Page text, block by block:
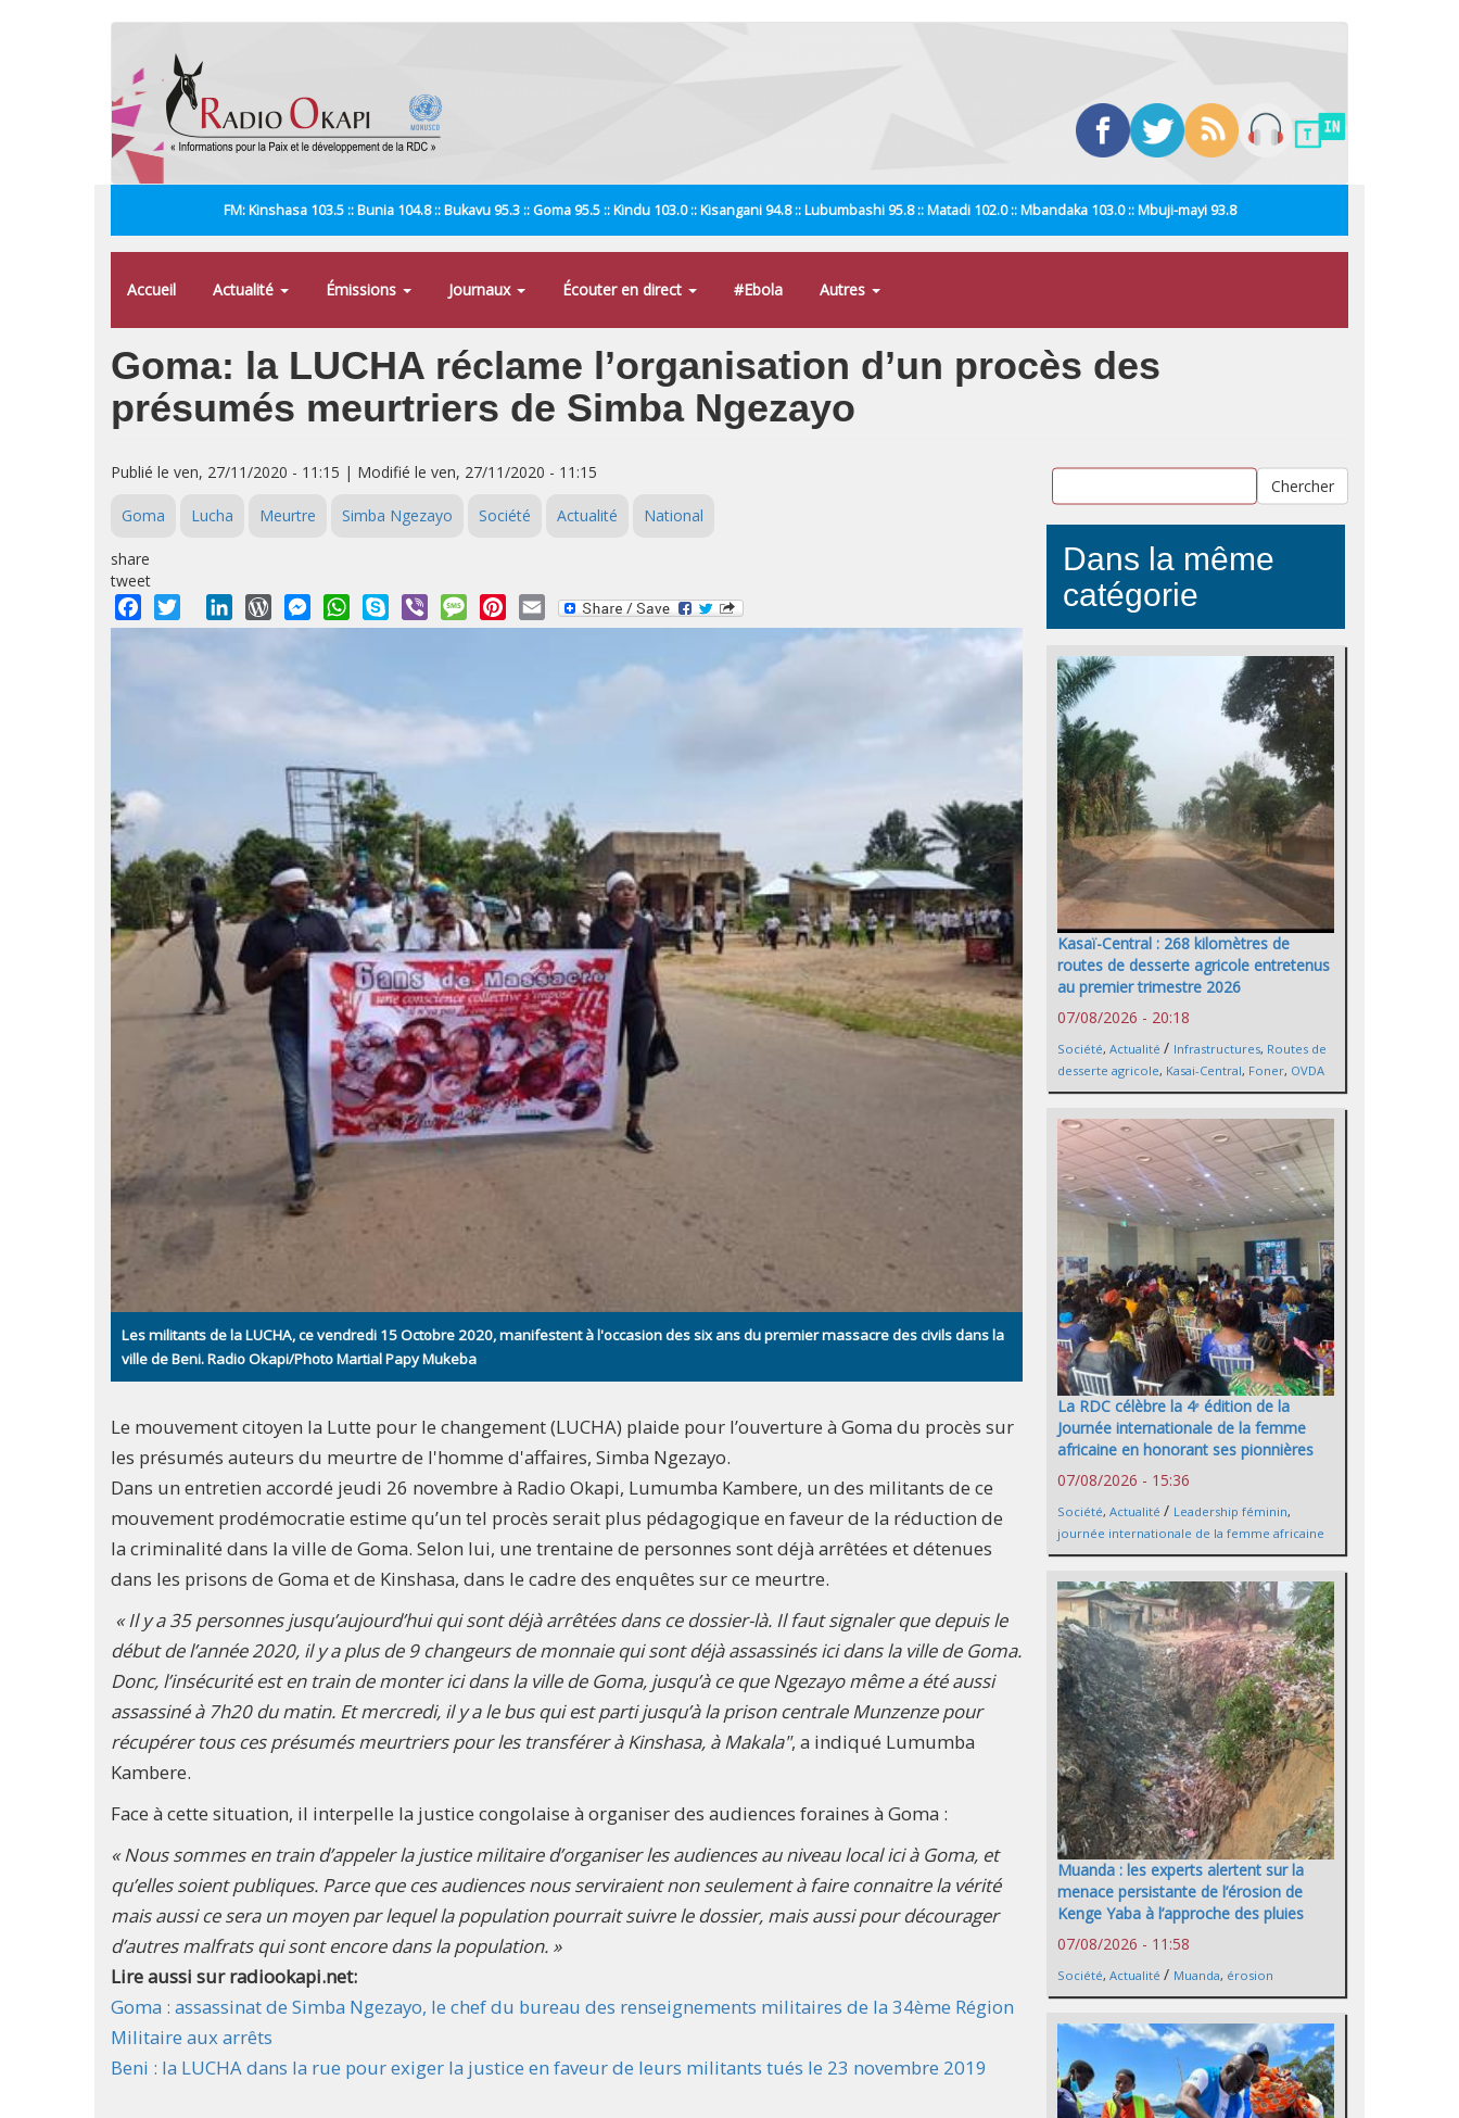
FM: Kinshasa 103.5 :: Bunia 104.8 :: Bukavu 95.3 :: Goma 95.5 :: Kindu 103.0 :: Kisangani 94.8 :: Lubumbashi 95.8 :: Matadi 102.0 :: Mbandaka 103.0 :: Mbuji-mayi 93.8
Accueil Actualité Émissions Journaux Écouter en direct #Ebola Autres
Goma: la LUCHA réclame l’organisation d’un procès des
présumés meurtriers de Simba Ngezayo
Publié le ven, 27/11/2020 - 11:15 | Modifié le ven, 27/11/2020 - 11:15
Goma Lucha Meurtre Simba Ngezayo Société Actualité National
share
tweet
Facebook
Twitter LinkedInWordPressMessengerWhatsApp
Skype Viber MessagePinterest
Email
Les militants de la LUCHA, ce vendredi 15 Octobre 2020, manifestent à l'occasion des six ans du premier massacre des civils dans la
ville de Beni. Radio Okapi/Photo Martial Papy Mukeba
Le mouvement citoyen la Lutte pour le changement (LUCHA) plaide pour l’ouverture à Goma du procès sur
les présumés auteurs du meurtre de l'homme d'affaires, Simba Ngezayo.
Dans un entretien accordé jeudi 26 novembre à Radio Okapi, Lumumba Kambere, un des militants de ce
mouvement prodémocratie estime qu’un tel procès serait plus pédagogique en faveur de la réduction de
la criminalité dans la ville de Goma. Selon lui, une trentaine de personnes sont déjà arrêtées et détenues
dans les prisons de Goma et de Kinshasa, dans le cadre des enquêtes sur ce meurtre.
« Il y a 35 personnes jusqu’aujourd’hui qui sont déjà arrêtées dans ce dossier-là. Il faut signaler que depuis le
début de l’année 2020, il y a plus de 9 changeurs de monnaie qui sont déjà assassinés ici dans la ville de Goma.
Donc, l’insécurité est en train de monter ici dans la ville de Goma, jusqu’à ce que Ngezayo même a été aussi
assassiné à 7h20 du matin. Et mercredi, il y a le bus qui est parti jusqu’à la prison centrale Munzenze pour
récupérer tous ces présumés meurtriers pour les transférer à Kinshasa, à Makala", a indiqué Lumumba
Kambere.
Face à cette situation, il interpelle la justice congolaise à organiser des audiences foraines à Goma :
« Nous sommes en train d’appeler la justice militaire d’organiser les audiences au niveau local ici à Goma, et
qu’elles soient publiques. Parce que ces audiences nous serviraient non seulement à faire connaitre la vérité
mais aussi ce sera un moyen par lequel la population pourrait suivre le dossier, mais aussi pour décourager
d’autres malfrats qui sont encore dans la population. »
Lire aussi sur radiookapi.net:
Goma : assassinat de Simba Ngezayo, le chef du bureau des renseignements militaires de la 34ème Région
Militaire aux arrêts
Beni : la LUCHA dans la rue pour exiger la justice en faveur de leurs militants tués le 23 novembre 2019
Chercher
Dans la même
catégorie
Kasaï-Central : 268 kilomètres de
routes de desserte agricole entretenus
au premier trimestre 2026
07/08/2026 - 20:18
Société, Actualité / Infrastructures, Routes de
desserte agricole, Kasai-Central, Foner, OVDA
La RDC célèbre la 4ᵉ édition de la
Journée internationale de la femme
africaine en honorant ses pionnières
07/08/2026 - 15:36
Société, Actualité / Leadership féminin,
journée internationale de la femme africaine
Muanda : les experts alertent sur la
menace persistante de l’érosion de
Kenge Yaba à l’approche des pluies
07/08/2026 - 11:58
Société, Actualité / Muanda, érosion